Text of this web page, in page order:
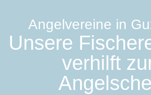
Angelvereine in
Unsere
verhilft